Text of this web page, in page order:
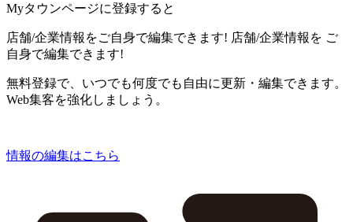
Myタウンページに登録すると
店舗/企業情報をご自身で編集できます! 店舗/企業情報を ご
自身で編集できます!
無料登録で、いつでも何度でも自由に更新・編集できます。
Web集客を強化しましょう。
情報の編集はこちら